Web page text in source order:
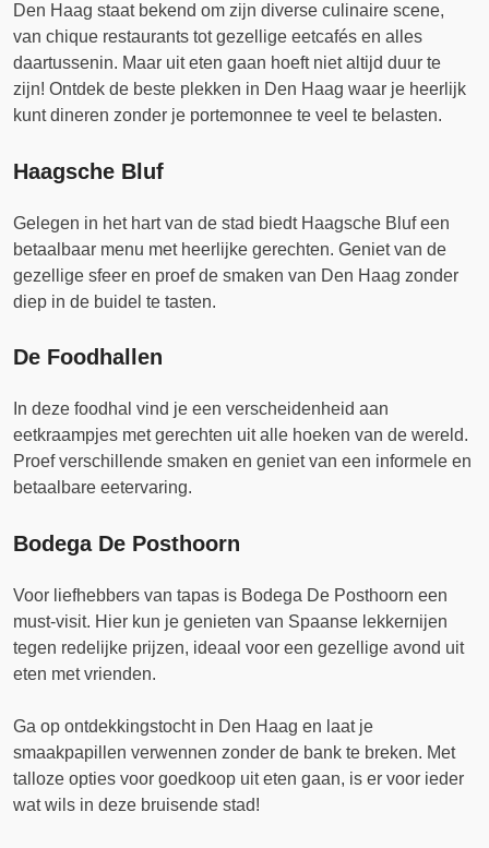
Den Haag staat bekend om zijn diverse culinaire scene,
van chique restaurants tot gezellige eetcafés en alles
daartussenin. Maar uit eten gaan hoeft niet altijd duur te
zijn! Ontdek de beste plekken in Den Haag waar je heerlijk
kunt dineren zonder je portemonnee te veel te belasten.
Haagsche Bluf
Gelegen in het hart van de stad biedt Haagsche Bluf een
betaalbaar menu met heerlijke gerechten. Geniet van de
gezellige sfeer en proef de smaken van Den Haag zonder
diep in de buidel te tasten.
De Foodhallen
In deze foodhal vind je een verscheidenheid aan
eetkraampjes met gerechten uit alle hoeken van de wereld.
Proef verschillende smaken en geniet van een informele en
betaalbare eetervaring.
Bodega De Posthoorn
Voor liefhebbers van tapas is Bodega De Posthoorn een
must-visit. Hier kun je genieten van Spaanse lekkernijen
tegen redelijke prijzen, ideaal voor een gezellige avond uit
eten met vrienden.
Ga op ontdekkingstocht in Den Haag en laat je
smaakpapillen verwennen zonder de bank te breken. Met
talloze opties voor goedkoop uit eten gaan, is er voor ieder
wat wils in deze bruisende stad!